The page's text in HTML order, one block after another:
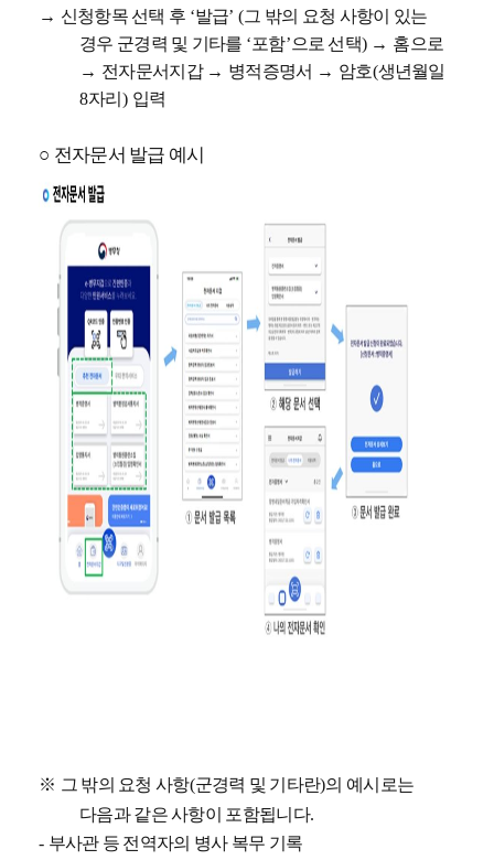
→ 신청항목 선택 후 ‘발급’(그 밖의 요청 사항이 있는
경우 군경력 및 기타를 ‘포함’으로 선택) → 홈으로
→ 전자문서지갑 → 병적증명서 → 암호(생년월일
8자리 ) 입력
○ 전자문서 발급 예시
※ 그 밖의 요청 사항(군경력 및 기타란)의 예시로는
다음과 같은 사항이 포함됩니다.
- 부사관 등 전역자의 병사 복무 기록